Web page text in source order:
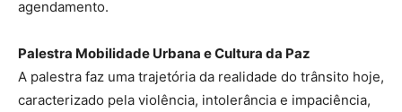
agendamento.
Palestra Mobilidade Urbana e Cultura da Paz
A palestra faz uma trajetória da realidade do trânsito hoje,
caracterizado pela violência, intolerância e impaciência,